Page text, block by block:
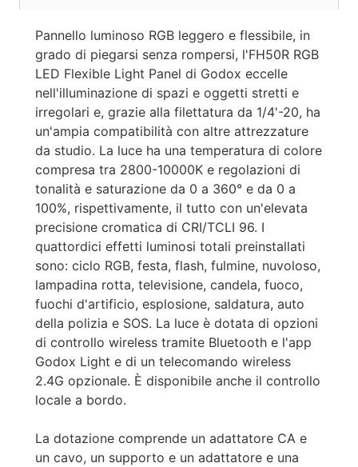
Pannello luminoso RGB leggero e flessibile, in
grado di piegarsi senza rompersi, l'FH50R RGB
LED Flexible Light Panel di Godox eccelle
nell'illuminazione di spazi e oggetti stretti e
irregolari e, grazie alla filettatura da 1/4'-20, ha
un'ampia compatibilità con altre attrezzature
da studio. La luce ha una temperatura di colore
compresa tra 2800-10000K e regolazioni di
tonalità e saturazione da 0 a 360° e da 0 a
100%, rispettivamente, il tutto con un'elevata
precisione cromatica di CRI/TCLI 96. I
quattordici effetti luminosi totali preinstallati
sono: ciclo RGB, festa, flash, fulmine, nuvoloso,
lampadina rotta, televisione, candela, fuoco,
fuochi d'artificio, esplosione, saldatura, auto
della polizia e SOS. La luce è dotata di opzioni
di controllo wireless tramite Bluetooth e l'app
Godox Light e di un telecomando wireless
2.4G opzionale. È disponibile anche il controllo
locale a bordo.
La dotazione comprende un adattatore CA e
un cavo, un supporto e un adattatore e una